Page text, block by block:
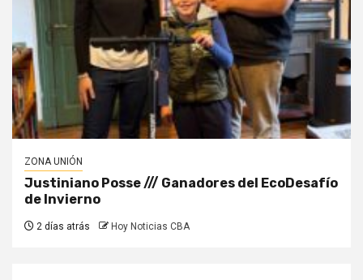
ZONA UNIÓN
Justiniano Posse /// Ganadores del EcoDesafío
de Invierno
2 días atrás Hoy Noticias CBA